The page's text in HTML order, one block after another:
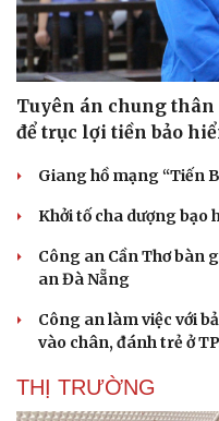
Tuyên án chung
để trục lợi tiền bảo
Giang hồ mạng “Tiến
Khởi tố cha dượng bạo
Công an Cần Thơ bàn
an Đà Nẵng
Công an làm việc với
vào chân, đánh trẻ ở
THỊ TRƯỜNG